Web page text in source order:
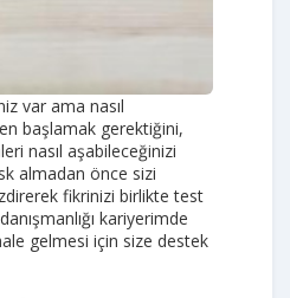
var ama nasıl
başlamak gerektiğini,
nasıl aşabileceğinizi
almadan önce sizi
fikrinizi birlikte test
kariyerimde
gelmesi için size destek